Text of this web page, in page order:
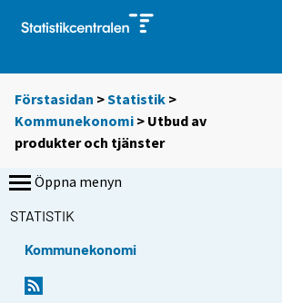
Förstasidan >Statistik >
Kommunekonomi > Utbud av
produkter och tjänster
Öppna menyn
STATISTIK
Kommunekonomi